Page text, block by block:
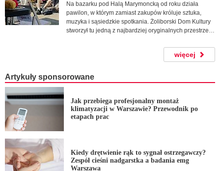
Na bazarku pod Halą Marymoncką od roku działa
pawilon, w którym zamiast zakupów króluje sztuka,
muzyka i sąsiedzkie spotkania. Żoliborski Dom Kultury
stworzył tu jedną z najbardziej oryginalnych przestrzeni
więcej
Artykuły sponsorowane
Jak przebiega profesjonalny montaż
klimatyzacji w Warszawie? Przewodnik po
etapach prac
Kiedy drętwienie rąk to sygnał ostrzegawczy?
Zespół cieśni nadgarstka a badania emg
Warszawa